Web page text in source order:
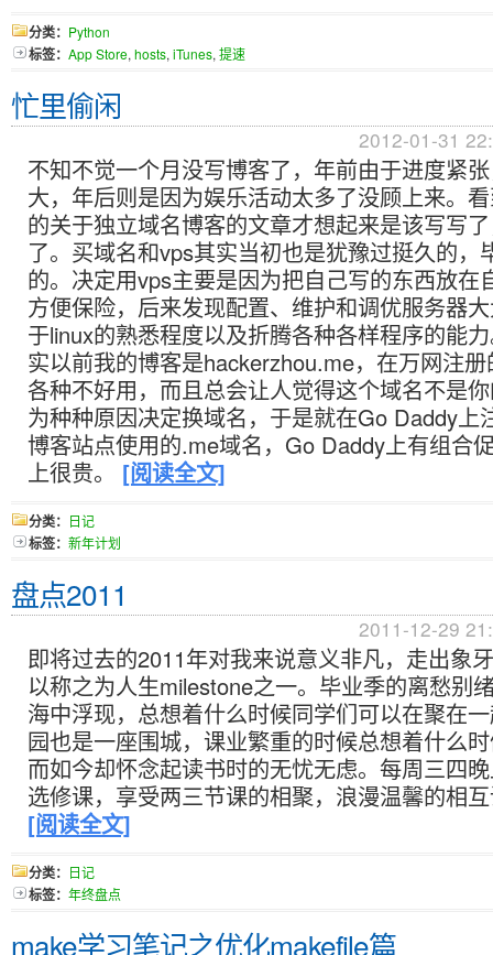
分类： Python
标签： App Store, hosts, iTunes, 提速
忙里偷闲
2012-01-31
不知不觉一个月没写博客了，年前由于进度紧
大，年后则是因为娱乐活动太多了没顾上来。
的关于独立域名博客的文章才想起来是该写写
了。买域名和vps其实当初也是犹豫过挺久的，
的。决定用vps主要是因为把自己写的东西放在
方便保险，后来发现配置、维护和调优服务器
于linux的熟悉程度以及折腾各种各样程序的能
实以前我的博客是hackerzhou.me，在万网注
各种不好用，而且总会让人觉得这个域名不是
为种种原因决定换域名，于是就在Go Daddy上
博客站点使用的.me域名，Go Daddy上有组合
上很贵。 [阅读全文]
分类： 日记
标签： 新年计划
盘点2011
2011-12-29
即将过去的2011年对我来说意义非凡，走出象
以称之为人生milestone之一。毕业季的离愁别
海中浮现，总想着什么时候同学们可以在聚在
园也是一座围城，课业繁重的时候总想着什么
而如今却怀念起读书时的无忧无虑。每周三四
选修课，享受两三节课的相聚，浪漫温馨的相
[阅读全文]
分类： 日记
标签： 年终盘点
make学习笔记之优化makefile篇